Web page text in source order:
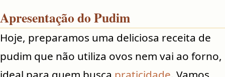
Apresentação do Pudim
Hoje, preparamos uma deliciosa receita de
pudim que não utiliza ovos nem vai ao forno,